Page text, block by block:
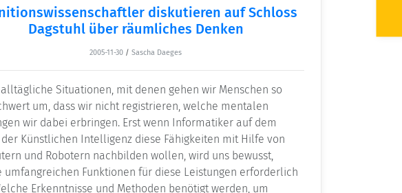
diskutieren auf Schloss
Dagstuhl über räumliches Denken
2005-11-30 / Sascha Daeges
alltägliche Situationen, mit denen gehen wir Menschen so
um, dass wir nicht registrieren, welche mentalen
wir dabei erbringen. Erst wenn Informatiker auf dem
der Künstlichen Intelligenz diese Fähigkeiten mit Hilfe von
und Robotern nachbilden wollen, wird uns bewusst,
umfangreichen Funktionen für diese Leistungen erforderlich
Erkenntnisse und Methoden benötigt werden, um